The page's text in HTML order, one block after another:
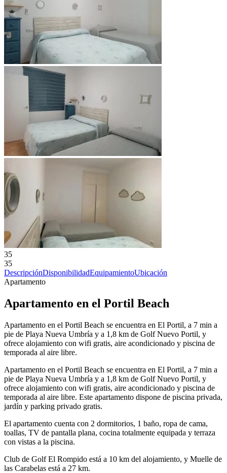
35
35
DescripciónDisponibilidadEquipamientoUbicación
Apartamento
Apartamento en el Portil Beach
Apartamento en el Portil Beach se encuentra en El Portil, a 7 min a
pie de Playa Nueva Umbría y a 1,8 km de Golf Nuevo Portil, y
ofrece alojamiento con wifi gratis, aire acondicionado y piscina de
temporada al aire libre.
Apartamento en el Portil Beach se encuentra en El Portil, a 7 min a
pie de Playa Nueva Umbría y a 1,8 km de Golf Nuevo Portil, y
ofrece alojamiento con wifi gratis, aire acondicionado y piscina de
temporada al aire libre. Este apartamento dispone de piscina privada,
jardín y parking privado gratis.
El apartamento cuenta con 2 dormitorios, 1 baño, ropa de cama,
toallas, TV de pantalla plana, cocina totalmente equipada y terraza
con vistas a la piscina.
Club de Golf El Rompido está a 10 km del alojamiento, y Muelle de
las Carabelas está a 27 km.